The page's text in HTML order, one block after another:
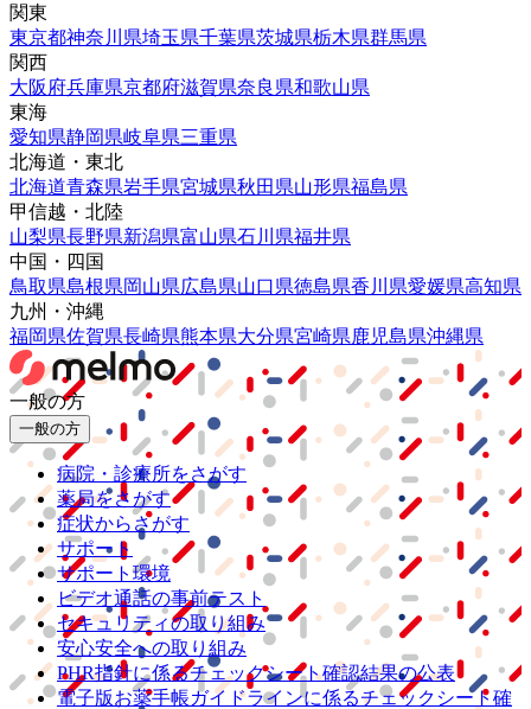
関東
東京都神奈川県埼玉県千葉県茨城県栃木県群馬県
関西
大阪府兵庫県京都府滋賀県奈良県和歌山県
東海
愛知県静岡県岐阜県三重県
北海道・東北
北海道青森県岩手県宮城県秋田県山形県福島県
甲信越・北陸
山梨県長野県新潟県富山県石川県福井県
中国・四国
鳥取県島根県岡山県広島県山口県徳島県香川県愛媛県高知県
九州・沖縄
福岡県佐賀県長崎県熊本県大分県宮崎県鹿児島県沖縄県
一般の方
一般の方
病院・診療所をさがす
薬局をさがす
症状からさがす
サポート
サポート環境
ビデオ通話の事前テスト
セキュリティの取り組み
安心安全への取り組み
PHR指針に係るチェックシート確認結果の公表
電子版お薬手帳ガイドラインに係るチェックシート確